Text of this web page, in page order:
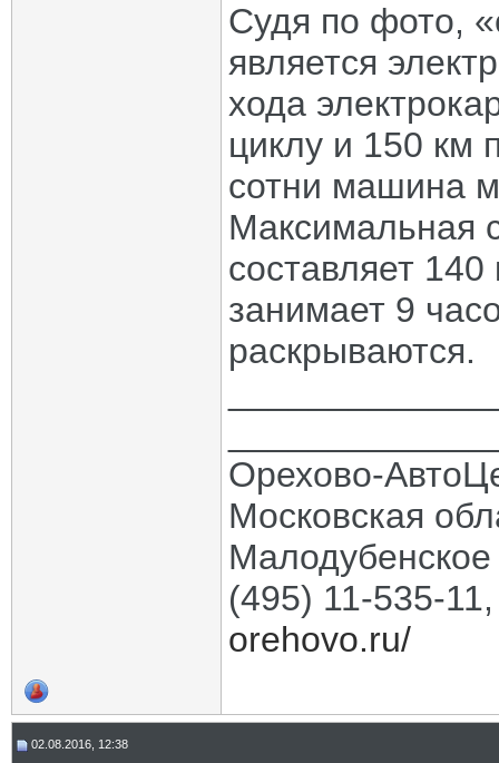
Судя по фото,
является
хода
циклу и 150 км
сотни машина
Максимальная
составляет
занимает 9
раскрываются.
Орехово-
Московская
(495) 11-535-
orehovo.ru/
02.08.2016, 12:38